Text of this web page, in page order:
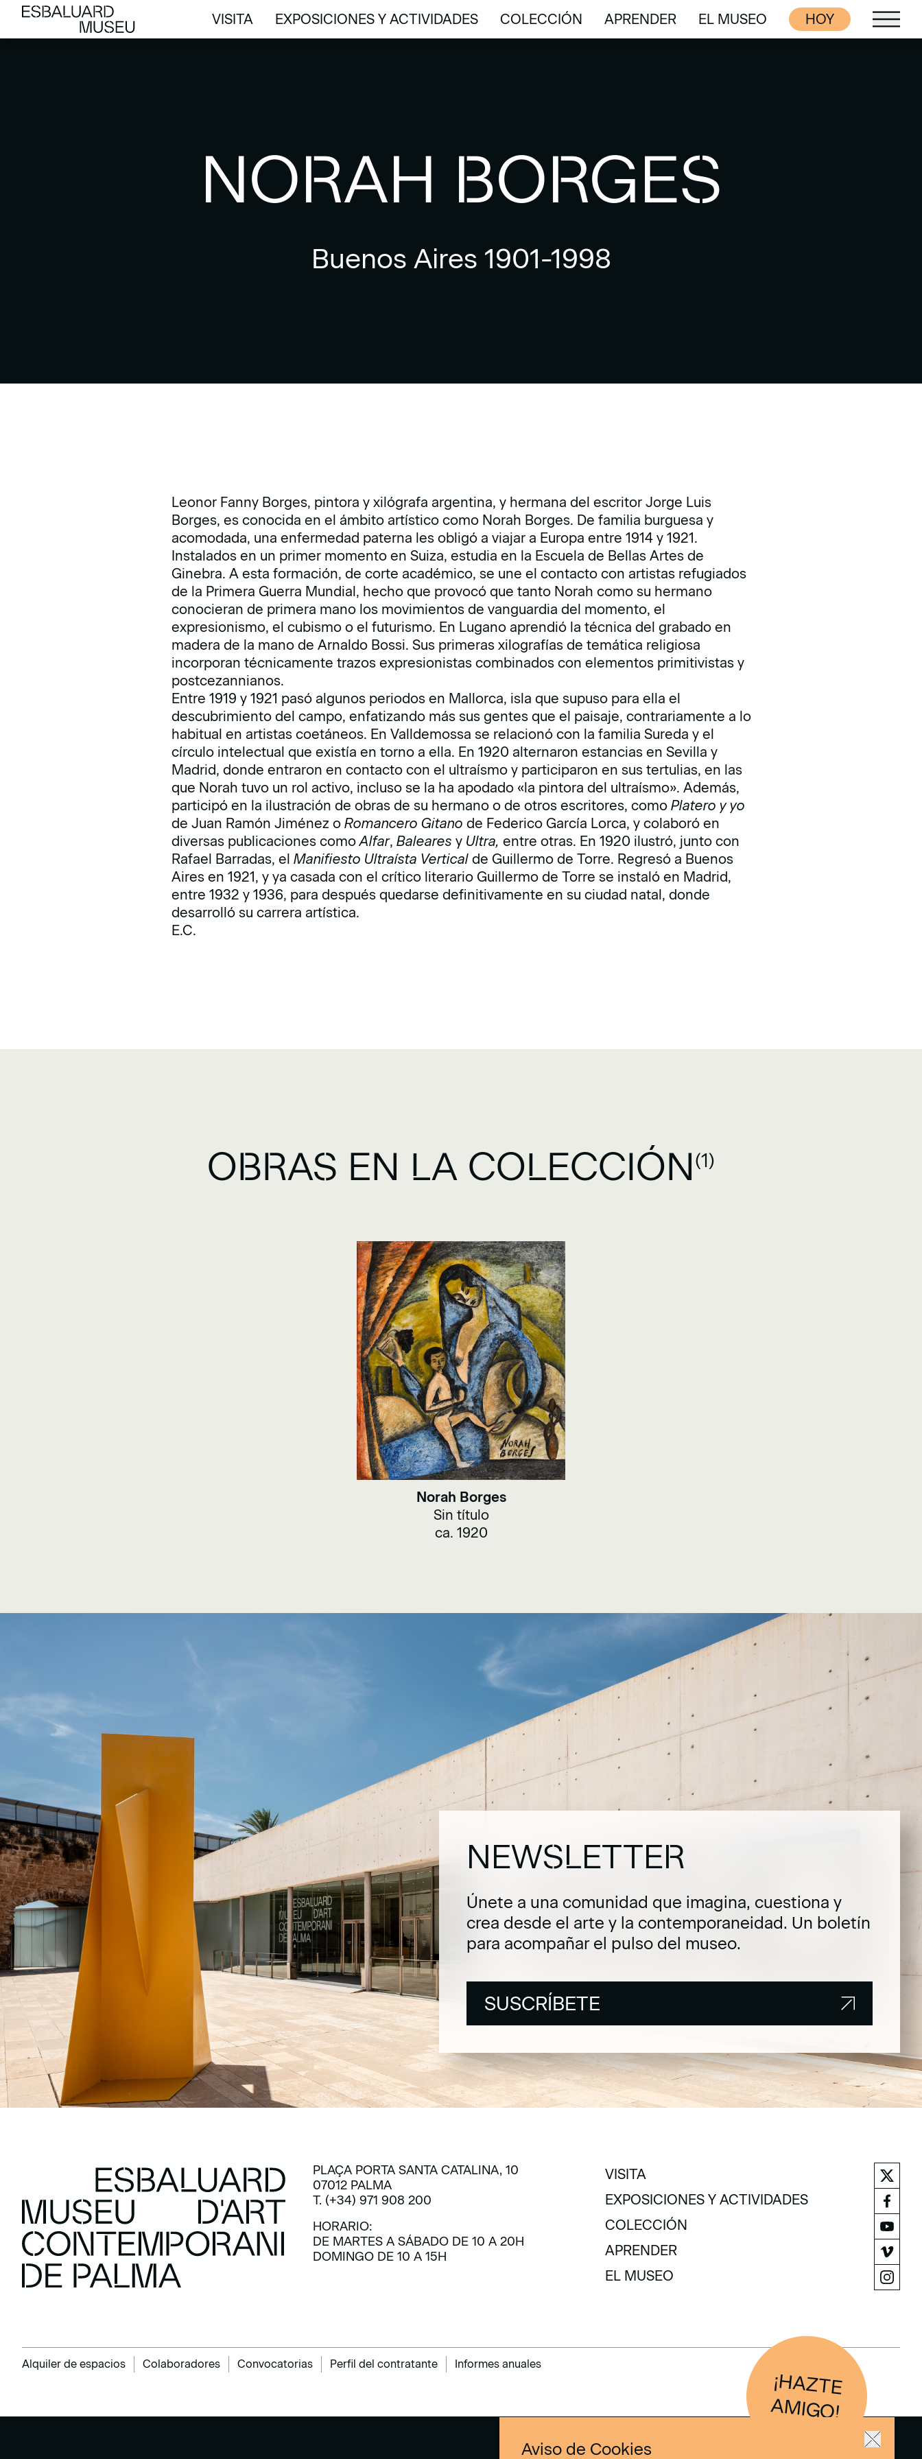
VISITA
VISITA
EXPOSICIONES Y ACTIVIDADES
EXPOSICIONES Y ACTIVIDADES
COLECCIÓN
COLECCIÓN
APRENDER
APRENDER
EL MUSEO
EL MUSEO
HOY
NORAH BORGES
Buenos Aires 1901-1998
Leonor Fanny Borges, pintora y xilógrafa argentina, y hermana del escritor Jorge Luis
Borges, es conocida en el ámbito artístico como Norah Borges. De familia burguesa y
acomodada, una enfermedad paterna les obligó a viajar a Europa entre 1914 y 1921.
Instalados en un primer momento en Suiza, estudia en la Escuela de Bellas Artes de
Ginebra. A esta formación, de corte académico, se une el contacto con artistas refugiados
de la Primera Guerra Mundial, hecho que provocó que tanto Norah como su hermano
conocieran de primera mano los movimientos de vanguardia del momento, el
expresionismo, el cubismo o el futurismo. En Lugano aprendió la técnica del grabado en
madera de la mano de Arnaldo Bossi. Sus primeras xilografías de temática religiosa
incorporan técnicamente trazos expresionistas combinados con elementos primitivistas y
postcezannianos.
Entre 1919 y 1921 pasó algunos periodos en Mallorca, isla que supuso para ella el
descubrimiento del campo, enfatizando más sus gentes que el paisaje, contrariamente a lo
habitual en artistas coetáneos. En Valldemossa se relacionó con la familia Sureda y el
círculo intelectual que existía en torno a ella. En 1920 alternaron estancias en Sevilla y
Madrid, donde entraron en contacto con el ultraísmo y participaron en sus tertulias, en las
que Norah tuvo un rol activo, incluso se la ha apodado «la pintora del ultraísmo». Además,
participó en la ilustración de obras de su hermano o de otros escritores, como Platero y yo
de Juan Ramón Jiménez o Romancero Gitano de Federico García Lorca, y colaboró en
diversas publicaciones comoAlfar, Baleares y Ultra, entre otras. En 1920 ilustró, junto con
Rafael Barradas, el Manifiesto Ultraísta Verticalde Guillermo de Torre. Regresó a Buenos
Aires en 1921, y ya casada con el crítico literario Guillermo de Torre se instaló en Madrid,
entre 1932 y 1936, para después quedarse definitivamente en su ciudad natal, donde
desarrolló su carrera artística.
E.C.
OBRAS EN LA COLECCIÓN(1)
Norah Borges
Sin título
ca. 1920
NEWSLETTER
Únete a una comunidad que imagina, cuestiona y
crea desde el arte y la contemporaneidad. Un boletín
para acompañar el pulso del museo.
SUSCRÍBETE
PLAÇA PORTA SANTA CATALINA, 10
07012 PALMA
T. (+34) 971 908 200
HORARIO:
DE MARTES A SÁBADO DE 10 A 20H
DOMINGO DE 10 A 15H
VISITA
VISITA
EXPOSICIONES Y ACTIVIDADES
EXPOSICIONES Y ACTIVIDADES
COLECCIÓN
COLECCIÓN
APRENDER
APRENDER
EL MUSEO
Alquiler de espacios Colaboradores Convocatorias Perfil del contratante Informes anuales
¡H
AZTE
AM
IG
O
!
Aviso de Cookies